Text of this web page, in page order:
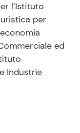
l’Istituto
per
ed
Industrie